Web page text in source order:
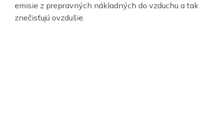
emisie z prepravných nákladných do vzduchu a tak
znečisťujú ovzdušie.